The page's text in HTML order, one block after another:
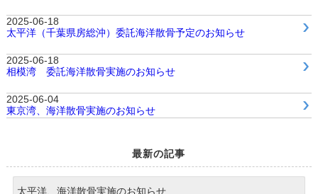
2025-06-18
太平洋（千葉県房総沖）委託海洋散骨予定のお知らせ
2025-06-18
相模湾 委託海洋散骨実施のお知らせ
2025-06-04
東京湾、海洋散骨実施のお知らせ
最新の記事
太平洋、海洋散骨実施のお知らせ